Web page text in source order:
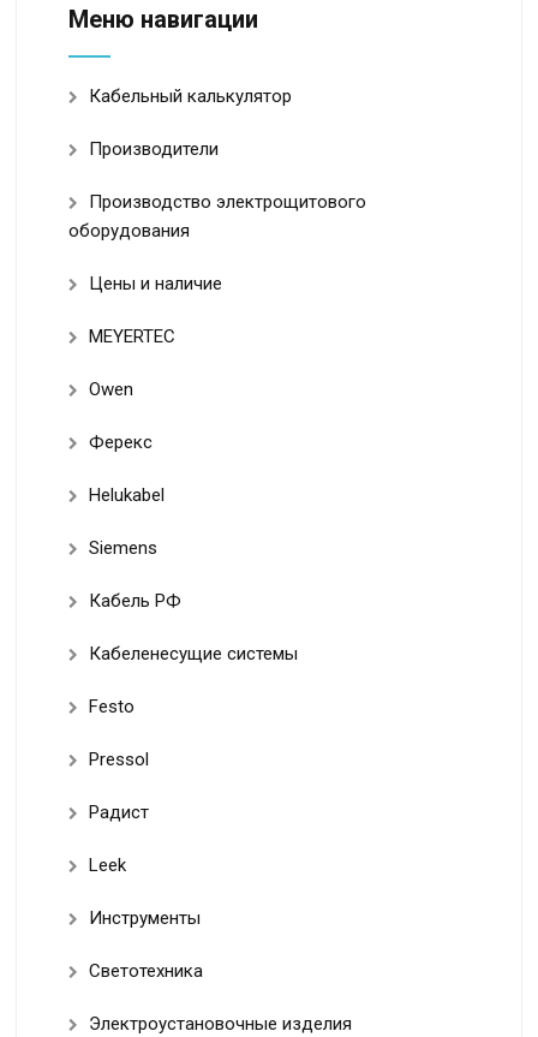
Меню навигации
Кабельный калькулятор
Производители
Производство электрощитового
оборудования
Цены и наличие
MEYERTEC
Owen
Ферекс
Helukabel
Siemens
Кабель РФ
Кабеленесущие системы
Festo
Pressol
Радист
Leek
Инструменты
Светотехника
Электроустановочные изделия